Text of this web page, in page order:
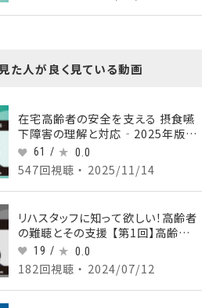
た人が良く見ている動画
在宅高齢者の安全を支える 摂食嚥
下障害の理解と対応‐2025年版‐
【第4回】嚥下の評価 Part①
61 / 0.0
547回視聴 ・ 2025/11/14
リハスタッフに知って欲しい！高齢者
の難聴とその支援 【第1回】高齢者の
難聴 Part③高齢者の難聴と、認知
症やフレイルとの関連、聞こえにくさ
を放っておいてはいけない理由
19 / 0.0
182回視聴 ・ 2024/07/12